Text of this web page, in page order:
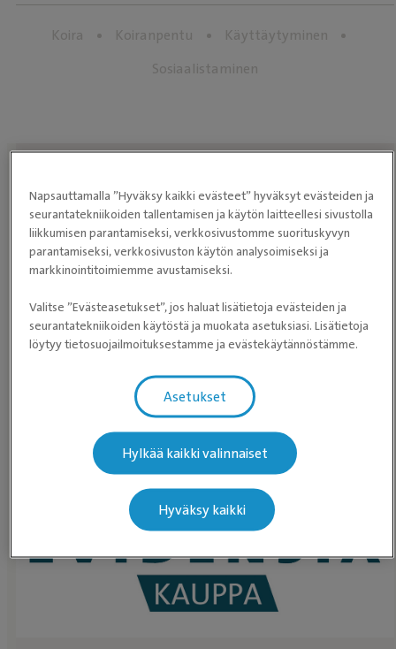
Koira Koiranpentu
Käyttäytyminen
Sosiaalistaminen
Löydä eläinlääkäriasema lähelläsi
HAE
ELÄINLÄÄKÄRIASEMAA
Etkö halua jakaa sijaintiasi kanssamme? Selaa
eläinlääkäriasemiasen sijaan.
Napsauttamalla ”Hyväksy kaikki evästeet” hyväksyt evästeiden ja
seurantatekniikoiden tallentamisen ja käytön laitteellesi sivustolla
liikkumisen parantamiseksi, verkkosivustomme suorituskyvyn
parantamiseksi, verkkosivuston käytön analysoimiseksi ja
markkinointitoimiemme avustamiseksi.
Valitse ”Evästeasetukset”, jos haluat lisätietoja evästeiden ja
seurantatekniikoiden käytöstä ja muokata asetuksiasi. Lisätietoja
löytyy tietosuojailmoituksestamme ja evästekäytännöstämme.
Asetukset
Hylkää kaikki valinnaiset
Hyväksy kaikki